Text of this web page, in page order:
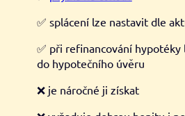
✅ splácení lze nastavit dle
✅ při refinancování hypotéky
do hypotečního úvěru
❌ je náročné ji získat